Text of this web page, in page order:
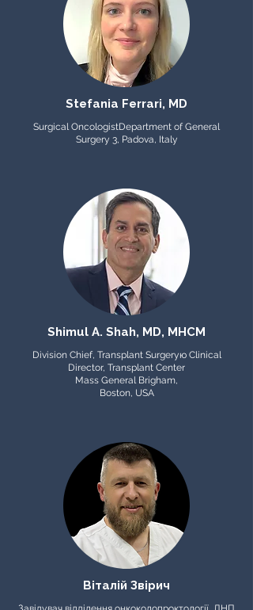
Stefania Ferrari, MD
Surgical OncologistDepartment of General
Surgery 3, Padova, Italy
Shimul A. Shah, MD, MHCM
Division Chief, Transplant Surgeryю Clinical
Director, Transplant Center
Mass General Brigham,
Boston, USA
Віталій Звірич